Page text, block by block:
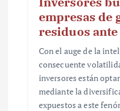
empresas de
residuos
Con el auge de la
consecuente
inversores están
mediante la
expuestos a este